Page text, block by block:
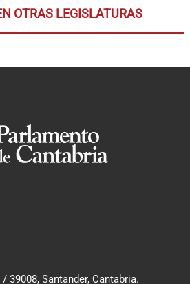
OTRAS LEGISLATURAS
39008, Santander, Cantabria.